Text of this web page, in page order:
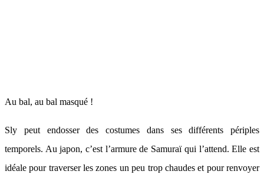
Au bal, au bal masqué !
Sly peut endosser des costumes dans ses différents périples
temporels. Au japon, c’est l’armure de Samuraï qui l’attend. Elle est
idéale pour traverser les zones un peu trop chaudes et pour renvoyer